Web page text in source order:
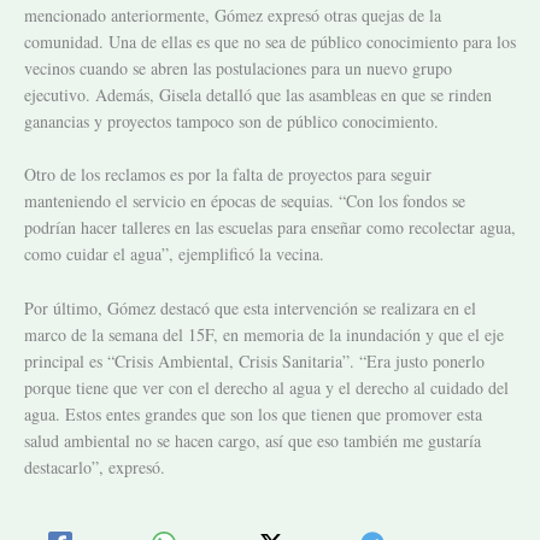
mencionado anteriormente, Gómez expresó otras quejas de la
comunidad. Una de ellas es que no sea de público conocimiento para los
vecinos cuando se abren las postulaciones para un nuevo grupo
ejecutivo. Además, Gisela detalló que las asambleas en que se rinden
ganancias y proyectos tampoco son de público conocimiento.
Otro de los reclamos es por la falta de proyectos para seguir
manteniendo el servicio en épocas de sequias. “Con los fondos se
podrían hacer talleres en las escuelas para enseñar como recolectar agua,
como cuidar el agua”, ejemplificó la vecina.
Por último, Gómez destacó que esta intervención se realizara en el
marco de la semana del 15F, en memoria de la inundación y que el eje
principal es “Crisis Ambiental, Crisis Sanitaria”. “Era justo ponerlo
porque tiene que ver con el derecho al agua y el derecho al cuidado del
agua. Estos entes grandes que son los que tienen que promover esta
salud ambiental no se hacen cargo, así que eso también me gustaría
destacarlo”, expresó.